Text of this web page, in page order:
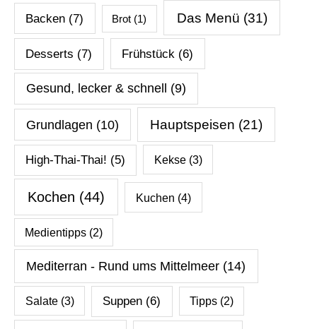
Backen (7) Brot (1) Das Menü (31)
Desserts (7) Frühstück (6)
Gesund, lecker & schnell (9)
Grundlagen (10) Hauptspeisen (21)
High-Thai-Thai! (5) Kekse(3)
Kochen (44) Kuchen (4)
Medientipps (2)
Mediterran - Rund ums Mittelmeer (14)
Salate(3) Suppen (6) Tipps(2)